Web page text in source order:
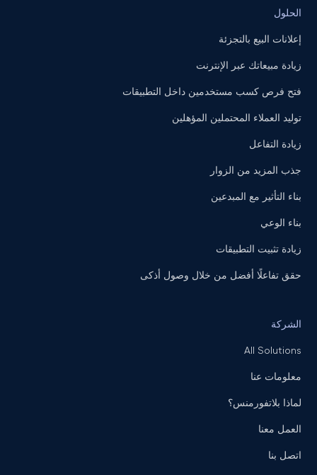
الحلول
إعلانات البيع بالتجزئة
زيادة مبيعاتك عبر الإنترنت
فتح فرص كسب مستخدمين داخل التطبيقات
توليد العملاء المحتملين المؤهلين
زيادة التفاعل
جذب المزيد من الزوار
بناء التأثير مع المبدعين
بناء الوعي
زيادة تثبيت التطبيقات
حقق تفاعلًا أفضل من خلال وصول أذكى
الشركة
All Solutions
معلومات عنا
لماذا بلاتفورمنس؟
العمل معنا
اتصل بنا